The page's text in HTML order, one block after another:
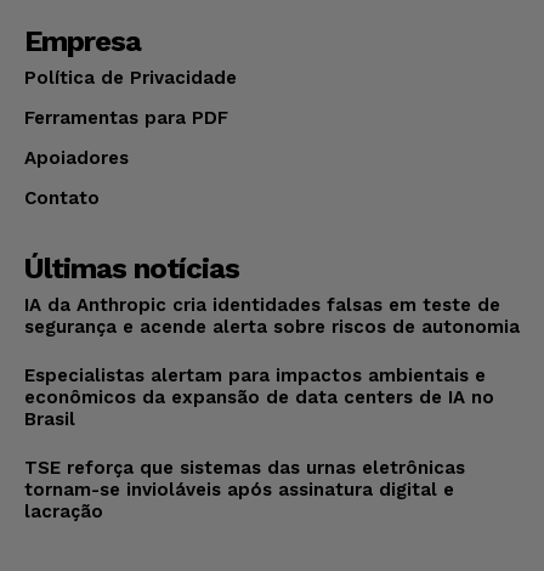
Empresa
Política de Privacidade
Ferramentas para PDF
Apoiadores
Contato
Últimas notícias
IA da Anthropic cria identidades falsas em teste de
segurança e acende alerta sobre riscos de autonomia
Especialistas alertam para impactos ambientais e
econômicos da expansão de data centers de IA no
Brasil
TSE reforça que sistemas das urnas eletrônicas
tornam-se invioláveis após assinatura digital e
lacração